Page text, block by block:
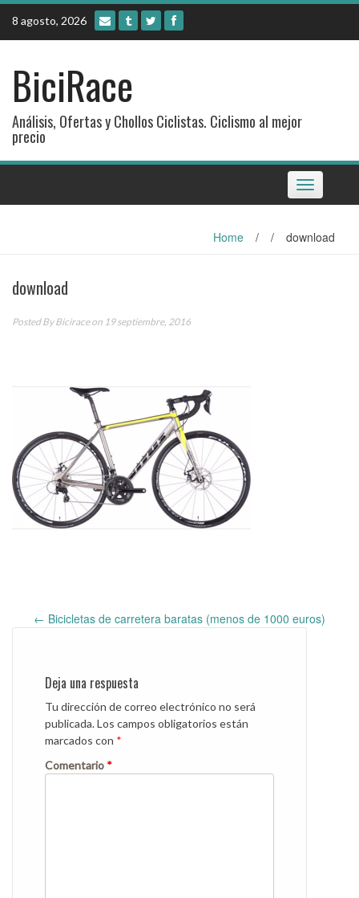
Skip
content
8 agosto, 2026
BiciRace
Análisis, Ofertas y Chollos Ciclistas. Ciclismo al mejor
precio
Toggle
navigation
Home / / download
download
Posted ByBiciraceon 19 septiembre, 2016
Post
← Bicicletas de carretera baratas (menos de 1000 euros)
Deja una respuesta
Tu dirección de correo electrónico no será
publicada.Los campos obligatorios están
marcados con *
Comentario *